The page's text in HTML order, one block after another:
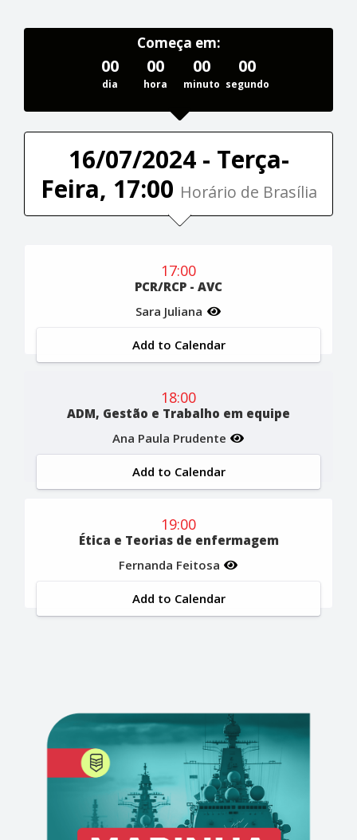
Começa em:
00
dia
00
hora
00
minuto
00
segundo
16/07/2024 - Terça-
Feira, 17:00 Horário de Brasília
17:00
PCR/RCP - AVC
Sara Juliana
Add to Calendar
18:00
ADM, Gestão e Trabalho em equipe
Ana Paula Prudente
Add to Calendar
19:00
Ética e Teorias de enfermagem
Fernanda Feitosa
Add to Calendar